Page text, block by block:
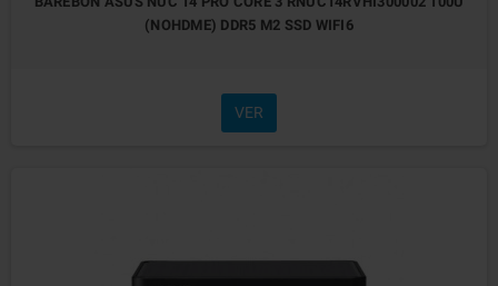
(NOHDME) DDR5 M2 SSD WIFI6
VER